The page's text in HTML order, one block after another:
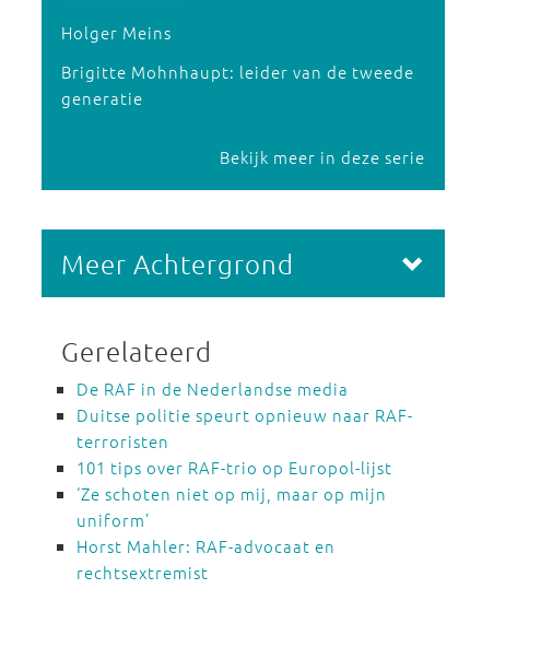
Holger Meins
Brigitte Mohnhaupt: leider van de tweede
generatie
Bekijk meer in deze serie
Meer Achtergrond
Gerelateerd
De RAF in de Nederlandse media
Duitse politie speurt opnieuw naar RAF-
terroristen
101 tips over RAF-trio op Europol-lijst
‘Ze schoten niet op mij, maar op mijn
uniform’
Horst Mahler: RAF-advocaat en
rechtsextremist